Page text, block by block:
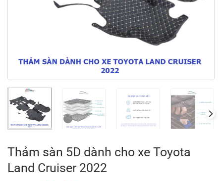
Thảm sàn 5D dành cho xe Toyota
Land Cruiser 2022